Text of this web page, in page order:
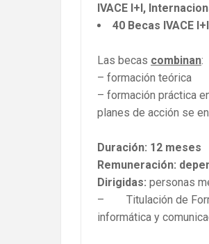
IVACE I+I,
40 Becas IVACE I+I
Las becas combinan:
– formación teórica
– formación práctica
planes de acción se
Duración: 12 meses
Remuneración:
Dirigidas: personas
– Titulación de
informática y